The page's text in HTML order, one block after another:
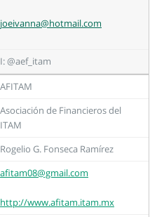
joeivanna@hotmail.com
I: @aef_itam
AFITAM
Asociación de Financieros del
ITAM
Rogelio G. Fonseca Ramírez
afitam08@gmail.com
http://www.afitam.itam.mx